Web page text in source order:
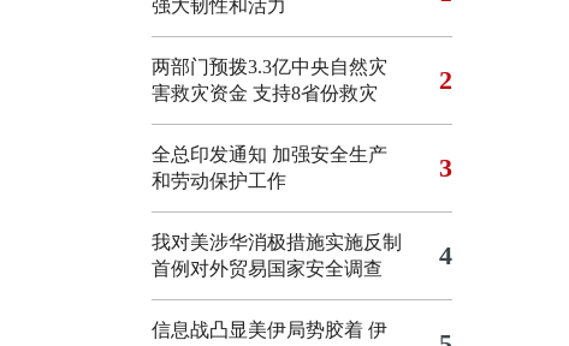
强大韧性和活力
两部门预拨3.3亿中央自然灾
害救灾资金 支持8省份救灾
2
全总印发通知 加强安全生产
和劳动保护工作
3
我对美涉华消极措施实施反制
首例对外贸易国家安全调查
4
信息战凸显美伊局势胶着 伊